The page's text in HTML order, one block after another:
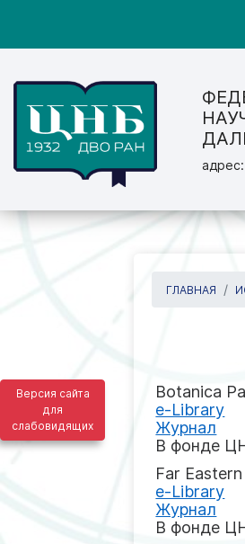
Версия сайта
для
слабовидящих
ГЛАВНАЯ
Botanica
e-Library
Журнал
В фонде
Far
e-Library
Журнал
В фонде